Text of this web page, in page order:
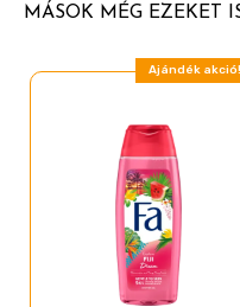
MÁSOK MÉG EZEKET
Ajándék akció!